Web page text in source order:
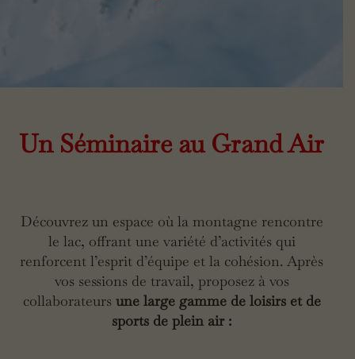
Un Séminaire au Grand Air
Découvrez un espace où la montagne rencontre
le lac, offrant une variété d’activités qui
renforcent l’esprit d’équipe et la cohésion. Après
vos sessions de travail, proposez à vos
collaborateurs une large gamme de loisirs et de
sports de plein air :